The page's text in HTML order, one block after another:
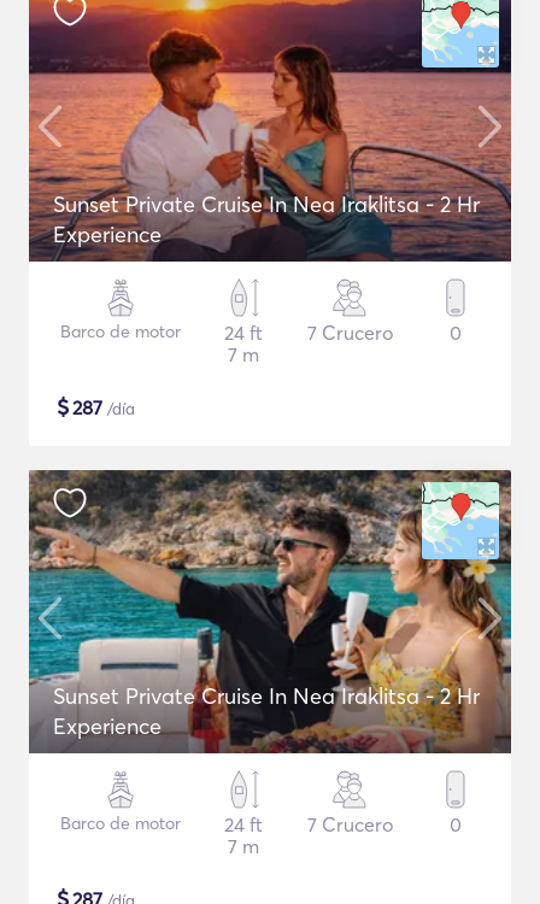
Sunset Private Cruise In Nea Iraklitsa - 2 Hr
Experience
Barco de motor
24 ft
7 m
7 Crucero 0
$287 /día
Sunset Private Cruise In Nea Iraklitsa - 2 Hr
Experience
Barco de motor
24 ft
7 m
7 Crucero 0
287